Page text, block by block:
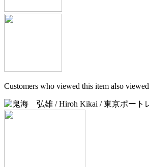
Customers who viewed this item also viewed